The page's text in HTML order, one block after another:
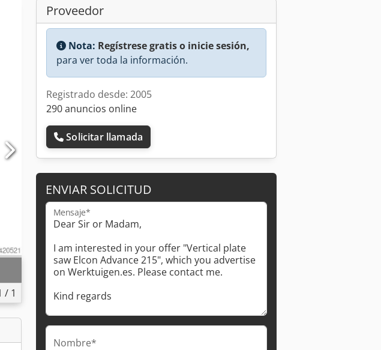
/ 1
Proveedor
Nota: Regístrese gratis o inicie sesión,
para ver toda la información.
Registrado desde: 2005
290 anuncios online
Solicitar llamada
ENVIAR SOLICITUD
Mensaje*
Nombre*